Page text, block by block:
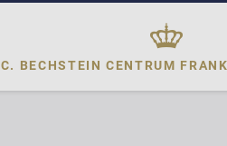
C. BECHSTEIN CENTRUM